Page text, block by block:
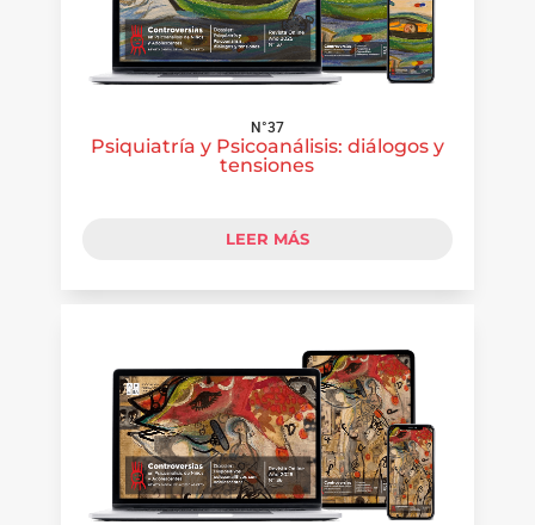
N°37
Psiquiatría y Psicoanálisis: diálogos y
tensiones
LEER MÁS